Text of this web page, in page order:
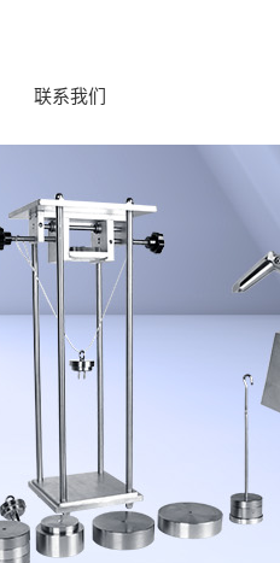
插座插销类检测仪器
、冲击试验类检测仪器
耦合器检测仪器
其他测量工具和量规
联系我们